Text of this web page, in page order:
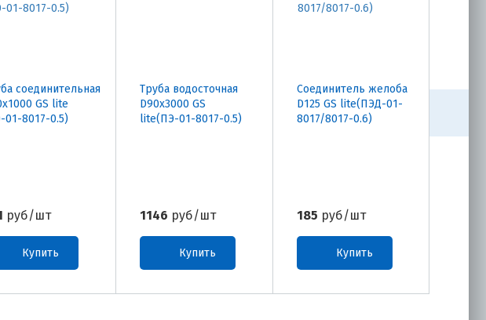
соединительная
GS lite
01-8017-0.5)
руб/шт
Купить
Труба водосточная
D90х3000 GS
lite(ПЭ-01-8017-0.5)
1146 руб/шт
Купить
Соединитель желоба
D125 GS lite(ПЭД-01-
8017/8017-0.6)
185 руб/шт
Купить
8017/